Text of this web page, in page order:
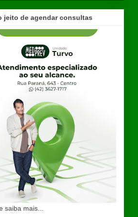
jeito de agendar consultas
saiba mais...